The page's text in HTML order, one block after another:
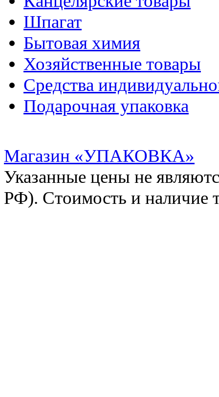
Шпагат
Бытовая химия
Хозяйственные товары
Средства
Подарочная упаковка
Магазин «УПАКОВКА»
Указанные цены не
РФ). Стоимость и наличие